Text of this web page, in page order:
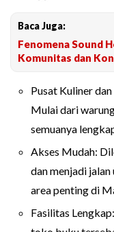
Baca Juga:
Fenomena Sound
Komunitas dan
Pusat Kuliner
Mulai dari
semuanya
Akses Mudah:
dan menjadi
area penting di
Fasilitas